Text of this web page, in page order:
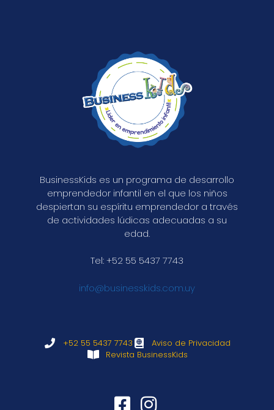
BusinessKids es un programa de desarrollo
emprendedor infantil en el que los niños
despiertan su espíritu emprendedor a través
de actividades lúdicas adecuadas a su
edad.
Tel: +52 55 5437 7743
info@businesskids.com.uy
+52 55 5437 7743
Aviso de Privacidad
Revista BusinessKids